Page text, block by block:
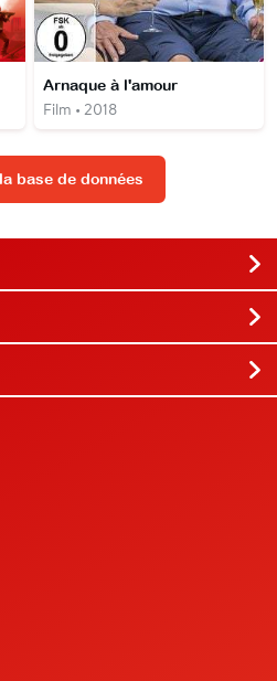
Arnaque à l'amour
Film • 2018
base de données